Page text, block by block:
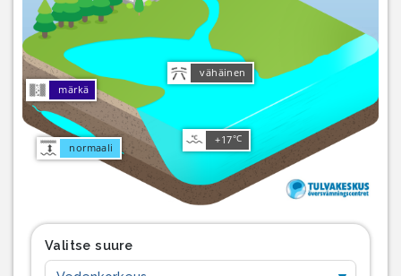
Valitse suure
+17°C
vähäinen
märkä
normaali